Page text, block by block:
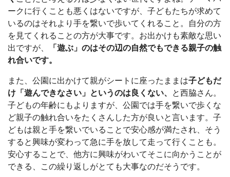
ークに行くことも悪くはないですが、子どもたちが求めて
いるのはそれより手を繋いで歩いてくれること。自分の方
を見てくれることの方が大事です。お出かけも素敵な思い
出ですが、
「遊ぶ」のはその辺の自然でもできる親子の触
れ合いです。
また、公園に出かけて親がシートに座ったままは子どもだ
け「遊んできなさい」というのは良くない、
と西脇さん。
子どもの年齢にもよりますが、公園では手を繋いで歩くな
ど親子の触れ合いをたくさんした方が良いと言います。子
どもは親と手を繋いでいることで安心感が満たされ、そう
すると興味が変わって急に手を放して走って行くことも。
安心することで、他方に興味がわいてそこに向かうことが
できる、この繰り返しがとても大事なのだそうです。